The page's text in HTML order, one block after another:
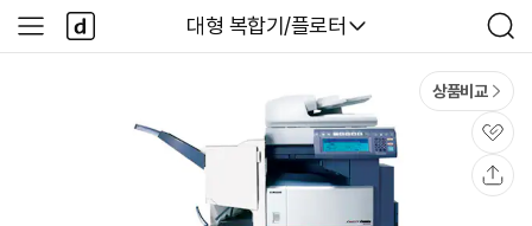
다나와
대형 복합기/플로터
검
색
사
이
다
나
와
상품비교
관
심